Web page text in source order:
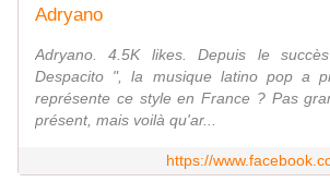
Adryano
Adryano. 4.5K likes. Depuis le
Despacito ", la musique latino pop a
représente ce style en France ? Pas
présent, mais voilà qu'ar...
https://